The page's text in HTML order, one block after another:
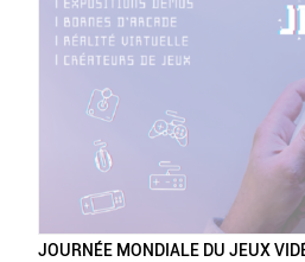
JOURNÉE MONDIALE DU JEUX